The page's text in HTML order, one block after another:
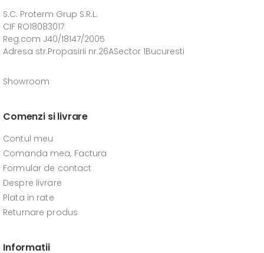
S.C. Proterm Grup S.R.L.
CIF RO18083017
Reg.com J40/18147/2005
Adresa str.Propasirii nr.26ASector 1Bucuresti
Showroom
Comenzi si livrare
Contul meu
Comanda mea, Factura
Formular de contact
Despre livrare
Plata in rate
Returnare produs
Informatii